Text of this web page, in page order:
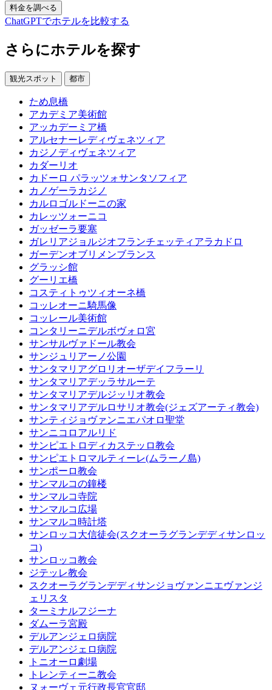
料金を調べる
ChatGPTでホテルを比較する
さらにホテルを探す
観光スポット 都市
ため息橋
アカデミア美術館
アッカデーミア橋
アルセナーレディヴェネツィア
カジノディヴェネツィア
カダーリオ
カドーロ パラッツォサンタソフィア
カノゲーラカジノ
カルロゴルドーニの家
カレッツォーニコ
ガッゼーラ要塞
ガレリアジョルジオフランチェッティアラカドロ
ガーデンオブリメンブランス
グラッシ館
グーリエ橋
コスティトゥツィオーネ橋
コッレオーニ騎馬像
コッレール美術館
コンタリーニデルボヴォロ宮
サンサルヴァドール教会
サンジュリアーノ公園
サンタマリアグロリオーザデイフラーリ
サンタマリアデッラサルーテ
サンタマリアデルジッリオ教会
サンタマリアデルロサリオ教会(ジェズアーティ教会)
サンティジョヴァンニエパオロ聖堂
サンニコロアルリド
サンピエトロディカステッロ教会
サンピエトロマルティーレ(ムラーノ島)
サンポーロ教会
サンマルコの鐘楼
サンマルコ寺院
サンマルコ広場
サンマルコ時計塔
サンロッコ大信徒会(スクオーラグランデディサンロッ
コ)
サンロッコ教会
ジテッレ教会
スクオーラグランデディサンジョヴァンニエヴァンジ
ェリスタ
ターミナルフジーナ
ダムーラ宮殿
デルアンジェロ病院
デルアンジェロ病院
トニオーロ劇場
トレンティーニ教会
ヌォーヴェ元行政長官官邸